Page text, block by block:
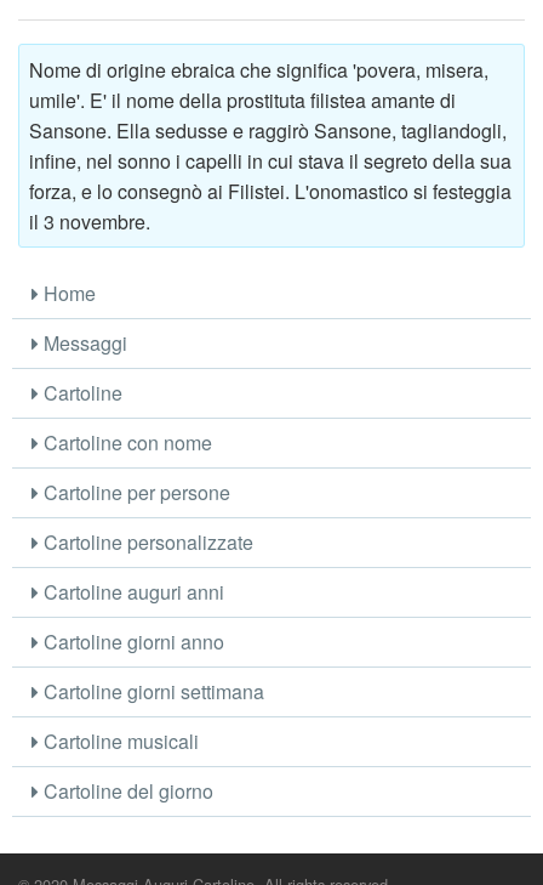
Nome di origine ebraica che significa 'povera, misera,
umile'. E' il nome della prostituta filistea amante di
Sansone. Ella sedusse e raggirò Sansone, tagliandogli,
infine, nel sonno i capelli in cui stava il segreto della sua
forza, e lo consegnò ai Filistei. L'onomastico si festeggia
il 3 novembre.
Home
Messaggi
Cartoline
Cartoline con nome
Cartoline per persone
Cartoline personalizzate
Cartoline auguri anni
Cartoline giorni anno
Cartoline giorni settimana
Cartoline musicali
Cartoline del giorno